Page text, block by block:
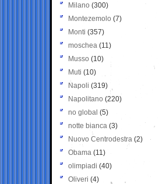
Milano (300)
Montezemolo (7)
Monti (357)
moschea (11)
Musso (10)
Muti (10)
Napoli (319)
Napolitano (220)
no global (5)
notte bianca (3)
Nuovo Centrodestra (2)
Obama (11)
olimpiadi (40)
Oliveri (4)